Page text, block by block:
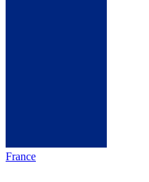
France